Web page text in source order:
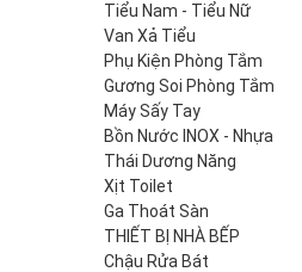
Tiểu Nam - Tiểu Nữ
Van Xả Tiểu
Phụ Kiện Phòng Tắm
Gương Soi Phòng Tắm
Máy Sấy Tay
Bồn Nước INOX - Nhựa
Thái Dương Năng
Xịt Toilet
Ga Thoát Sàn
THIẾT BỊ NHÀ BẾP
Chậu Rửa Bát